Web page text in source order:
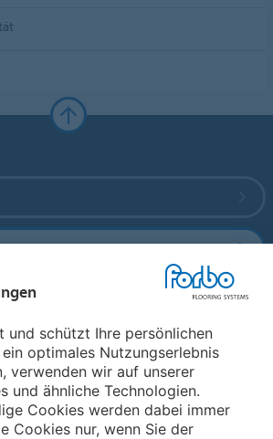
und schützt Ihre persönlichen
optimales Nutzungserlebnis
verwenden wir auf unserer
und ähnliche Technologien.
Cookies werden dabei immer
Cookies nur, wenn Sie der